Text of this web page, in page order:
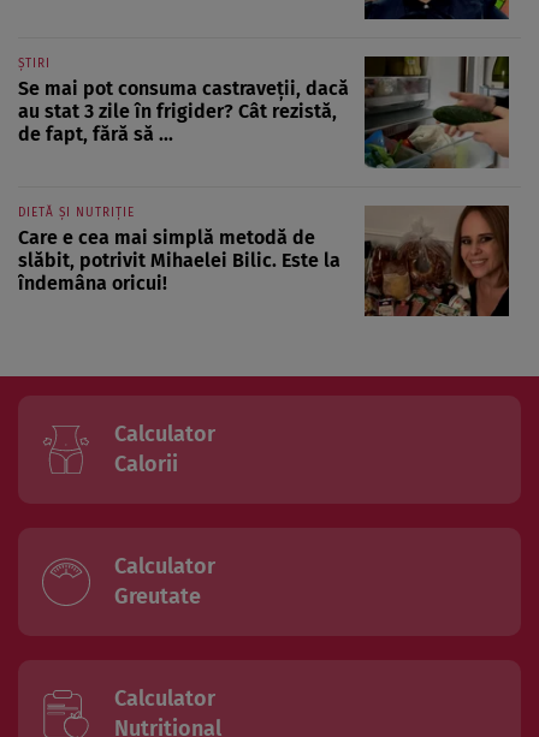
ȘTIRI
Se mai pot consuma castraveții, dacă
au stat 3 zile în frigider? Cât rezistă,
de fapt, fără să ...
DIETĂ ȘI NUTRIȚIE
Care e cea mai simplă metodă de
slăbit, potrivit Mihaelei Bilic. Este la
îndemâna oricui!
Calculator
Calorii
Calculator
Greutate
Calculator
Nutritional